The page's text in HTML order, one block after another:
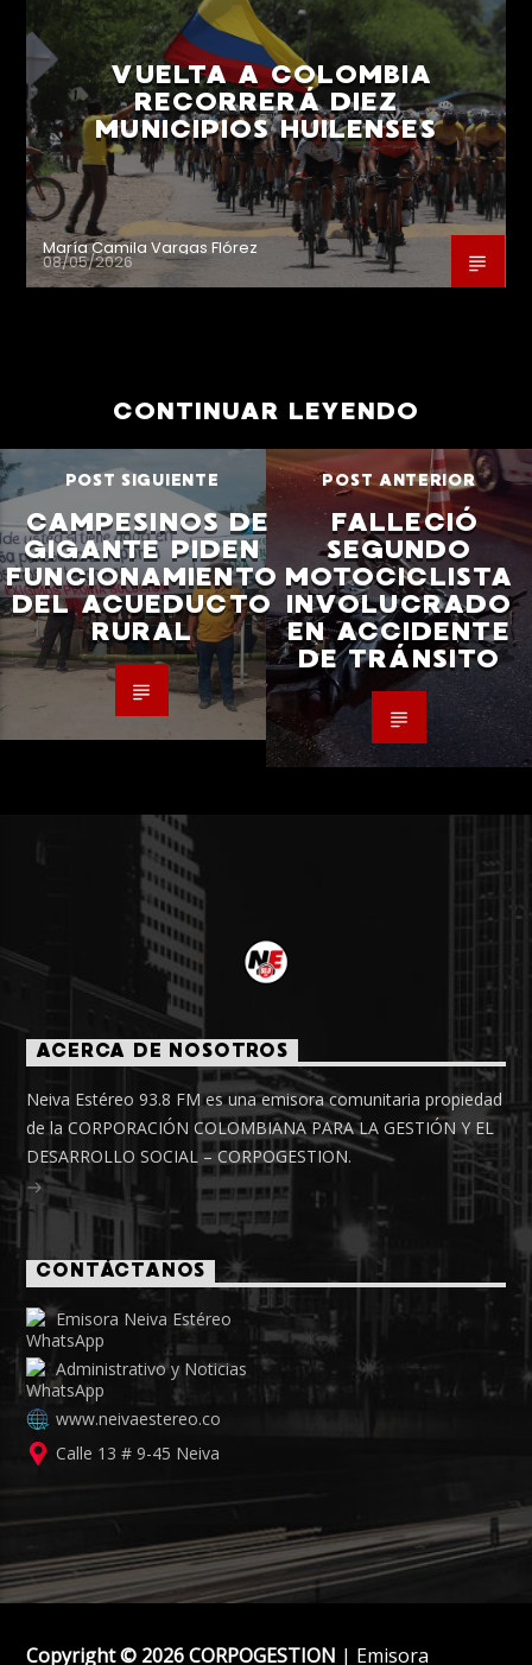
VUELTA A COLOMBIA
RECORRERÁ DIEZ
MUNICIPIOS HUILENSES
María Camila Vargas Flórez
08/05/2026
CONTINUAR LEYENDO
POST SIGUIENTE
CAMPESINOS DE
GIGANTE PIDEN
FUNCIONAMIENTO
DEL ACUEDUCTO
RURAL
POST ANTERIOR
FALLECIÓ
SEGUNDO
MOTOCICLISTA
INVOLUCRADO
EN ACCIDENTE
DE TRÁNSITO
ACERCA DE NOSOTROS
Neiva Estéreo 93.8 FM es una emisora comunitaria propiedad
de la CORPORACIÓN COLOMBIANA PARA LA GESTIÓN Y EL
DESARROLLO SOCIAL – CORPOGESTION.
CONTÁCTANOS
Emisora Neiva Estéreo
Administrativo y Noticias
www.neivaestereo.co
Calle 13 # 9-45 Neiva
Copyright © 2026 CORPOGESTION | Emisora